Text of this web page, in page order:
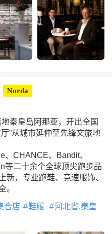
Norda
秦皇岛阿那亚，开出全国
”从城市延伸至先锋文旅地
CHANCE、Bandit、
等二十余个全球顶尖跑步品
新，专业跑鞋、竞速服饰、
。
合店 鞋履
河北省,秦皇